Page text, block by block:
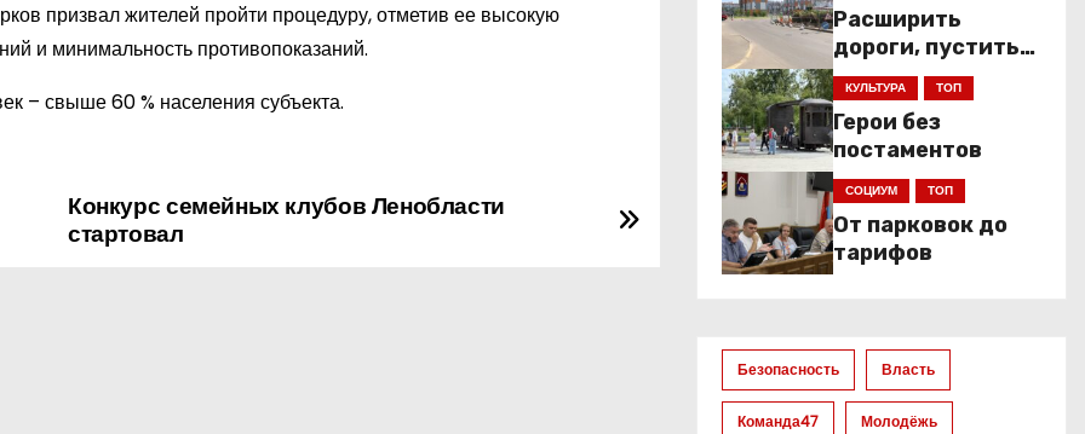
призвал жителей пройти процедуру, отметив ее высокую
и минимальность противопоказаний.
– свыше 60 % населения субъекта.
Конкурс семейных клубов Ленобласти
стартовал
Расширить
дороги, пустить
низкопольники
КУЛЬТУРА ТОП
Герои без
постаментов
СОЦИУМ ТОП
От парковок до
тарифов
Безопасность Власть
Команда47 Молодёжь